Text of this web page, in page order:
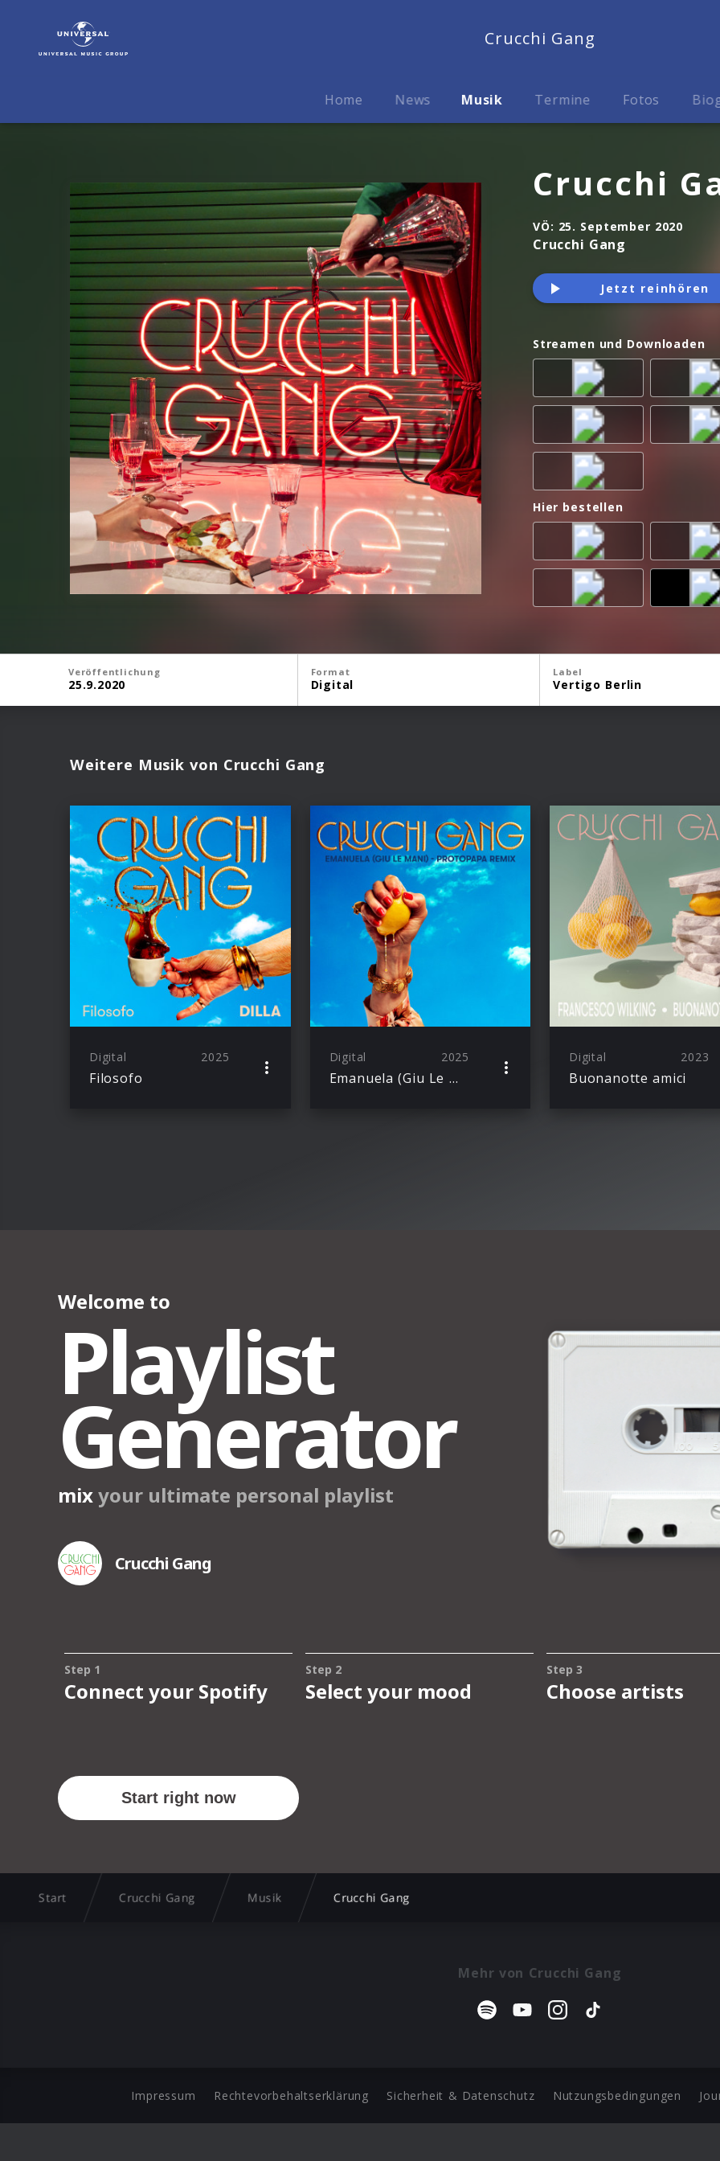
Gang
Crucchi Gang
Home News Musik Termine Fotos
Crucchi
VÖ: 25. September 2020
Crucchi Gang
Jetzt reinhören
Streamen und Downloaden
Hier bestellen
Veröffentlichung
25.9.2020
Format
Digital
Label
Vertigo Berlin
Weitere Musik von Crucchi Gang
Digital 2025
Filosofo
Digital 2025
Emanuela (Giu Le Mani)
Digital 2023
Buonanotte amici
Start Crucchi Gang Musik Crucchi Gang
Mehr von Crucchi Gang
Impressum Rechtevorbehaltserklärung Sicherheit & Datenschutz Nutzungsbedingungen